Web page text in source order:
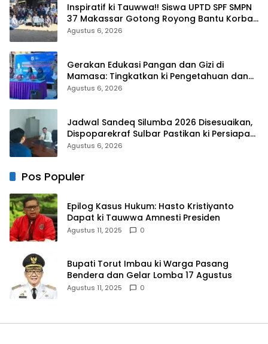
Inspiratif ki Tauwwa!! Siswa UPTD SPF SMPN
37 Makassar Gotong Royong Bantu Korban
Kebakaran
Agustus 6, 2026
Gerakan Edukasi Pangan dan Gizi di
Mamasa: Tingkatkan ki Pengetahuan dan
Keterampilan Keluarga dalam Pemenuhan
Agustus 6, 2026
Jadwal Sandeq Silumba 2026 Disesuaikan,
Dispoparekraf Sulbar Pastikan ki Persiapan
Tetap Dimatangkan
Agustus 6, 2026
Pos Populer
Epilog Kasus Hukum: Hasto Kristiyanto
Dapat ki Tauwwa Amnesti Presiden
Agustus 11, 2025 0
Bupati Torut Imbau ki Warga Pasang
Bendera dan Gelar Lomba 17 Agustus
Agustus 11, 2025 0